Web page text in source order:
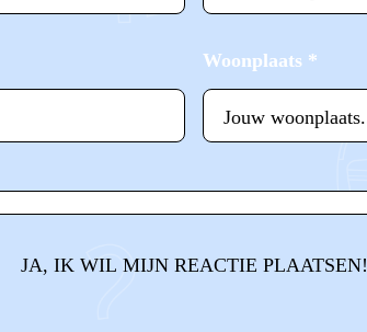
Woonplaats *
JA, IK WIL MIJN REACTIE PLAATSEN!